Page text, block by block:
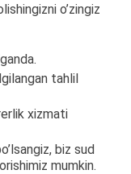
o’zingiz
tahlil
xizmati
biz sud
mumkin.